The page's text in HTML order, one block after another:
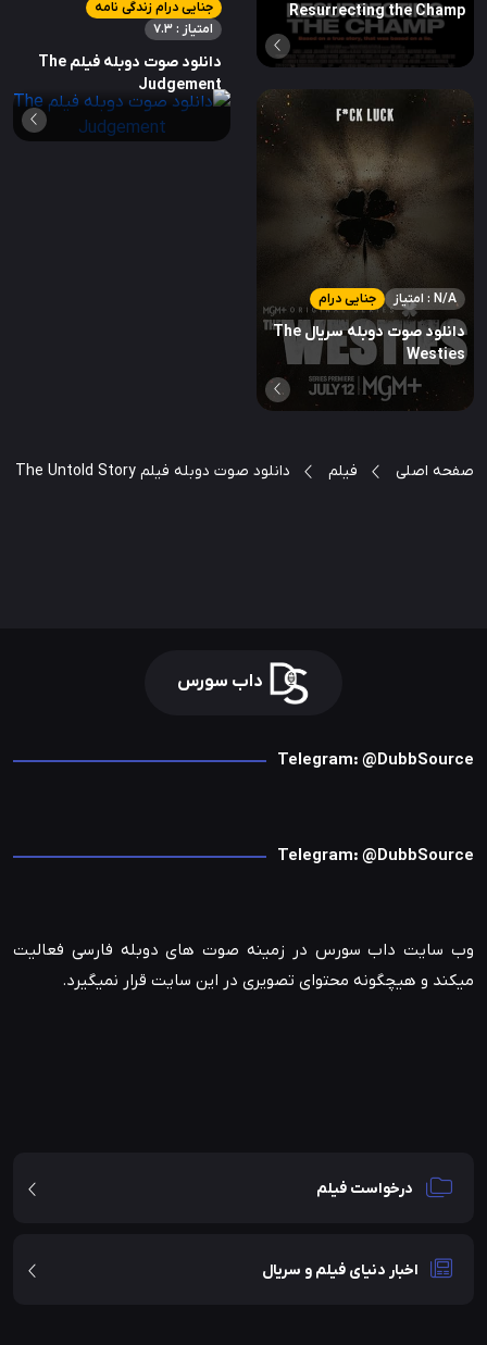
Resurrecting the Champ
جنایی درام امتیاز : N/A
دانلود صوت دوبله سریال The
Westies
جنایی درام زندگی نامه
امتیاز : 7.3
دانلود صوت دوبله فیلم The
Judgement
صفحه اصلی فیلم دانلود صوت دوبله فیلم Anamika: The Untold Story
داب سورس
Telegram: @DubbSource
Telegram: @DubbSource
وب سایت داب سورس در زمینه صوت های دوبله فارسی فعالیت
میکند و هیچگونه محتوای تصویری در این سایت قرار نمیگیرد.
درخواست فیلم
اخبار دنیای فیلم و سریال